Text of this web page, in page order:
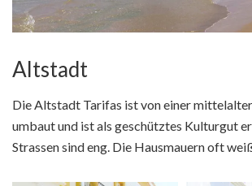
Altstadt
Die Altstadt Tarifas ist von einer
umbaut und ist als geschütztes Kulturgut
Strassen sind eng. Die Hausmauern oft